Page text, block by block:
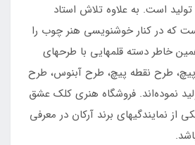
است. به علاوه تلاش استاد
که در کنار خوشنویسی هنر چوب را
خاطر دسته‌ قلمهایی با طرحهای
طرح نقطه پیچ، طرح آبنوس، طرح
نموده‌اند. فروشگاه هنری کلک عشق
از نمایندگیهای برند آرکان در معرفی